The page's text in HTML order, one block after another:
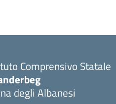
Comprensivo Statale
degli Albanesi